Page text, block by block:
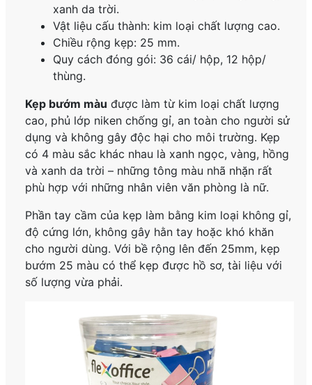
xanh da trời.
Vật liệu cấu thành: kim loại chất lượng cao.
Chiều rộng kẹp: 25 mm.
Quy cách đóng gói: 36 cái/ hộp, 12 hộp/
thùng.
Kẹp bướm màu được làm từ kim loại chất lượng
cao, phủ lớp niken chống gỉ, an toàn cho người sử
dụng và không gây độc hại cho môi trường. Kẹp
có 4 màu sắc khác nhau là xanh ngọc, vàng, hồng
và xanh da trời – những tông màu nhã nhặn rất
phù hợp với những nhân viên văn phòng là nữ.
Phần tay cầm của kẹp làm bằng kim loại không gỉ,
độ cứng lớn, không gây hằn tay hoặc khó khăn
cho người dùng. Với bề rộng lên đến 25mm, kẹp
bướm 25 màu có thể kẹp được hồ sơ, tài liệu với
số lượng vừa phải.